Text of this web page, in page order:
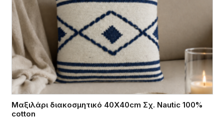
Μαξιλάρι διακοσμητικό 40Χ40cm Σχ. Nautic 100%
cotton